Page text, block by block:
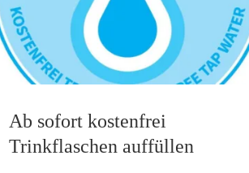
Ab sofort kostenfrei
Trinkflaschen auffüllen